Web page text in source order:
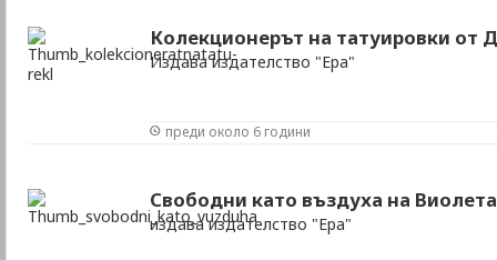
Колекционерът на татуировки
Издава издателство "Ера"
преди около 6 години
Свободни като въздуха на
издава издателство "Ера"